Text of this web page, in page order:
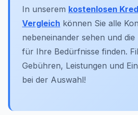
In unserem kostenlosen
Vergleich können Sie alle
nebeneinander sehen und
für Ihre Bedürfnisse finden.
Gebühren, Leistungen und
bei der Auswahl!